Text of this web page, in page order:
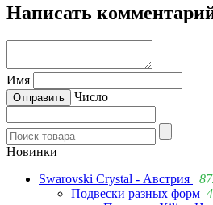
Написать
Имя
Число
Новинки
Swarovski Crystal - Австрия
Подвески разных форм